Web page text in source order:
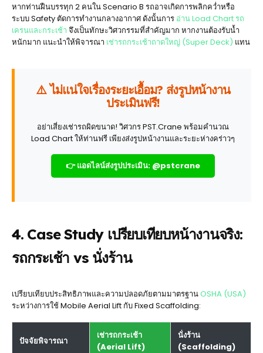
หากท่านฝืนบรรทุก 2 คนใน Scenario B รถอาจเกิดการพลิกคว่ำหรือ
ระบบ Safety ตัดการทำงานกลางอากาศ ดังนั้นการ อ่าน Load Chart รถ
เครนและกระเช้า จึงเป็นทักษะวิศวกรรมที่สำคัญมาก หากงานต้องรับน้ำ
หนักมาก แนะนำให้พิจารณา เช่ารถกระเช้าถาดใหญ่ (Super Deck) แทน
⚠️ ไม่แน่ใจเรื่องระยะเอื้อม? ส่งรูปหน้างาน
ประเมินฟรี!
อย่าเสี่ยงเช่ารถผิดขนาด! วิศวกร PST.Crane พร้อมคำนวณ
Load Chart ให้ท่านฟรี เพียงส่งรูปหน้างานและระยะห่างคร่าวๆ
👉 แอดไลน์ส่งรูปประเมิน: @pstcrane
4. Case Study เปรียบเทียบหน้างานจริง:
รถกระเช้า vs นั่งร้าน
เปรียบเทียบประสิทธิภาพและความปลอดภัยตามมาตรฐานOSHA (USA)
ระหว่างการใช้ Mobile Aerial Lift กับ Fixed Scaffolding:
ปัจจัยพิจารณา
เช่ารถกระเช้า
(Aerial Lift)
นั่งร้าน
(Scaffolding)